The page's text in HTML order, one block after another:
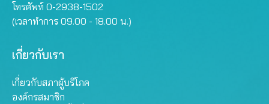
โทรศัพท์ 0-2938-1502
(เวลาทำการ 09.00 - 18.00 น.)
เกี่ยวกับเรา
เกี่ยวกับสภาผู้บริโภค
องค์กรสมาชิก